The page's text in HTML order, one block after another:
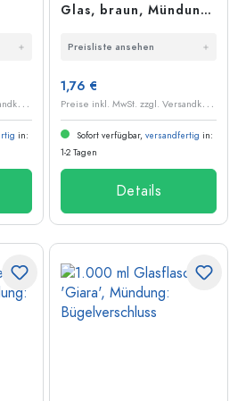
P
reise inkl. MwSt. zzgl. Versandkosten
in:
Glas, braun, Mündung:
Preisliste ansehen
1,76 €
P
reise inkl. MwSt. zzgl. Versandkosten
Sofort verfügbar, versandfertig in:
1-2 Tagen
Details